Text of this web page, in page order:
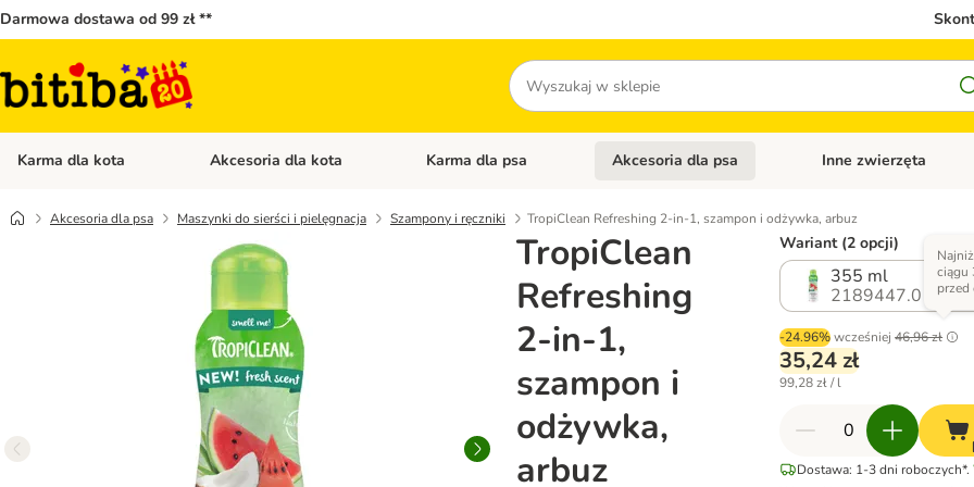
Darmowa dostawa od 99 zł **
Szukaj
Karma dla kota Otwórz menu kategorii: Karma dla kota
Akcesoria dla kota Otwórz menu kategorii: Akcesoria dla kota
Karma dla psa Otwórz menu kategorii: Karma dla psa
Akcesoria dla psa Otwórz menu kategorii:
Inne zwierzęta
Akcesoria dla psa Maszynki do sierści i pielęgnacja Szampony i ręczniki TropiClean Refreshing 2-in-1, szampon i odżywka, arbuz
TropiClean
Refreshing
2-in-1,
szampon i
odżywka,
arbuz
Wariant (2 opcji)
355 ml
2189447.0
-24.96%wcześniej 46,96 zł
ciągu
przed
35,24 zł
99,28 zł / l
Dostawa: 1-3 dni roboczych*.